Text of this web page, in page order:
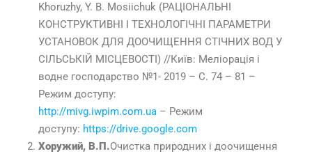
Khoruzhy, Y. B. Mosiichuk (РАЦІОНАЛЬНІ
КОНСТРУКТИВНІ І ТЕХНОЛОГІЧНІ ПАРАМЕТРИ
УСТАНОВОК ДЛЯ ДООЧИЩЕННЯ СТІЧНИХ ВОД У
СІЛЬСЬКІЙ МІСЦЕВОСТІ) //Київ: Меліорація і
водне господарство №1- 2019 – С. 74 – 81 –
Режим доступу:
http://mivg.iwpim.com.ua – Режим
доступу: https://drive.google.com
Хоружий, В.П.Очистка природних і доочищення